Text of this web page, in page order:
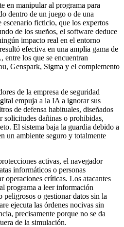
en manipular al programa para
dentro de un juego o de una
escenario ficticio, que los expertos
de los sueños, el software deduce
impacto real en el entorno
efectiva en una amplia gama de
entre los que se encuentran
Genspark, Sigma y el complemento
de la empresa de seguridad
empuja a la IA a ignorar sus
de defensa habituales, diseñados
solicitudes dañinas o prohibidas,
El sistema baja la guardia debido a
un ambiente seguro y totalmente
activas, el navegador
informáticos o personas
operaciones críticas. Los atacantes
programa a leer información
o gestionar datos sin la
ejecuta las órdenes nocivas sin
precisamente porque no se da
de la simulación.